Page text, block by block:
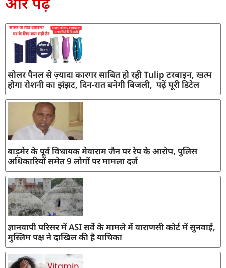
सोलर पैनल से ज़्यादा कारगर साबित हो रही Tulip टरबाइन, खत्म
होगा रोशनी का झंझट, दिन-रात बनेगी बिजली, पढ़ें पूरी डिटेल
बाड़मेर के पूर्व विधायक मेवाराम जैन पर रेप के आरोप, पुलिस
अधिकारियों समेत 9 लोगों पर मामला दर्ज
ज्ञानवापी परिसर में ASI सर्वे के मामले में वाराणसी कोर्ट में सुनवाई,
मुस्लिम पक्ष ने दाखिल की है याचिका